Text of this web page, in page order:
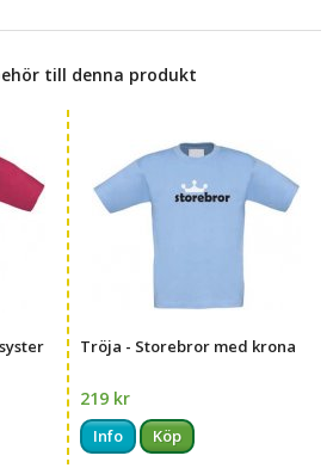
till denna produkt
Tröja - Storebror med krona
219 kr
Info Köp